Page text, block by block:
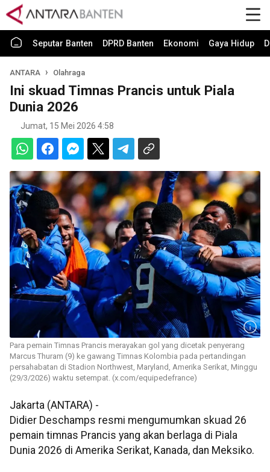
Seputar Banten DPRD Banten Ekonomi Gaya Hidup
ANTARA Olahraga
Ini skuad Timnas Prancis untuk Piala
Dunia 2026
Jumat, 15 Mei 2026 4:58
Para pemain Timnas Prancis merayakan gol yang dicetak penyerang
Marcus Thuram (9) ke gawang Timnas Kolombia pada pertandingan
persahabatan di Stadion Northwest, Maryland, Amerika Serikat, Minggu
(29/3/2026) waktu setempat. (x.com/equipedefrance)
Jakarta (ANTARA) -
Didier Deschamps resmi mengumumkan skuad 26
pemain timnas Prancis yang akan berlaga di Piala
Dunia 2026 di Amerika Serikat, Kanada, dan Meksiko.